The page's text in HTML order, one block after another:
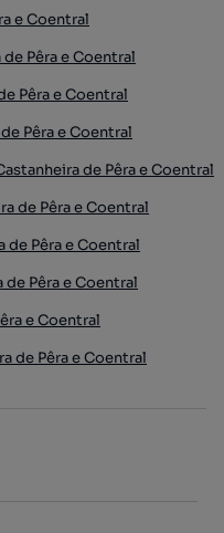
e Coentral
Pêra e Coentral
Pêra e Coentral
Pêra e Coentral
de Pêra e Coentral
de Pêra e Coentral
de Pêra e Coentral
de Pêra e Coentral
e Coentral
de Pêra e Coentral